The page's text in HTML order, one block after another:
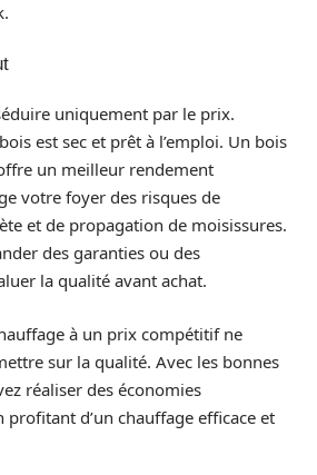
uniquement par le prix.
est sec et prêt à l’emploi. Un bois
un meilleur rendement
votre foyer des risques de
et de propagation de moisissures.
des garanties ou des
la qualité avant achat.
à un prix compétitif ne
sur la qualité. Avec les bonnes
réaliser des économies
d’un chauffage efficace et